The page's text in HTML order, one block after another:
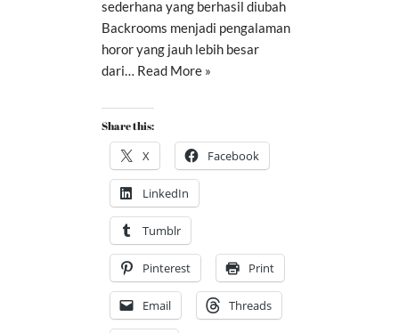
sederhana yang berhasil diubah
Backrooms menjadi pengalaman
horor yang jauh lebih besar
dari… Read More »
Share this:
X Facebook
LinkedIn
Tumblr
Pinterest Print
Email Threads